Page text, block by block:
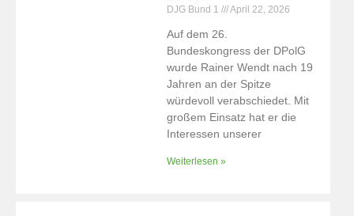
DJG Bund 1 April 22, 2026
Auf dem 26.
Bundeskongress der DPolG
wurde Rainer Wendt nach 19
Jahren an der Spitze
würdevoll verabschiedet. Mit
großem Einsatz hat er die
Interessen unserer
Weiterlesen »